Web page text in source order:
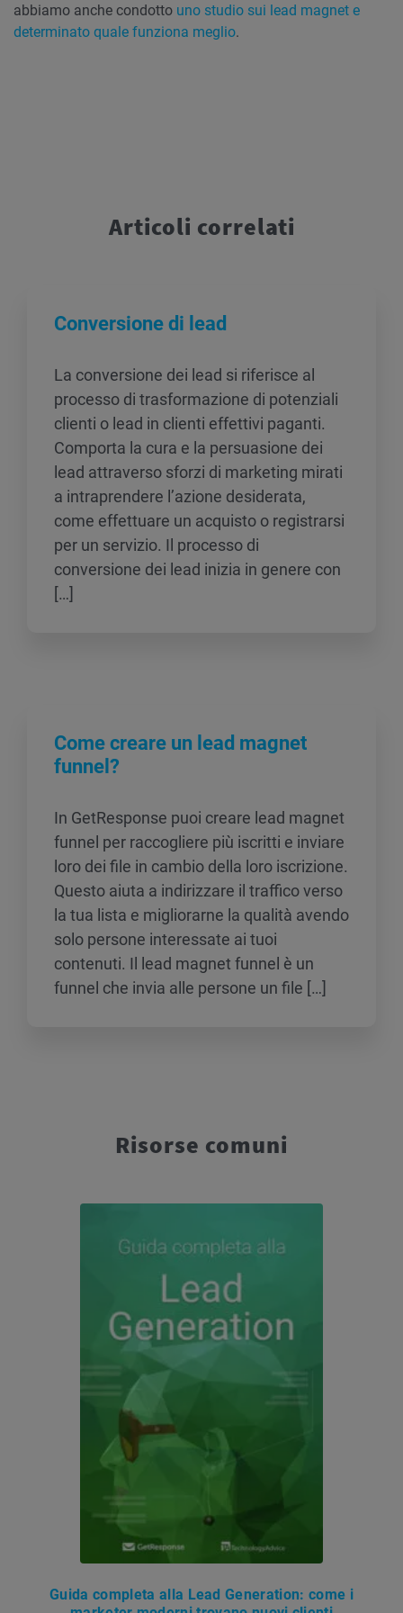
abbiamo anche condotto uno studio sui lead magnet e
determinato quale funziona meglio.
Articoli correlati
Conversione di lead
La conversione dei lead si riferisce al
processo di trasformazione di potenziali
clienti o lead in clienti effettivi paganti.
Comporta la cura e la persuasione dei
lead attraverso sforzi di marketing mirati
a intraprendere l’azione desiderata,
come effettuare un acquisto o registrarsi
per un servizio. Il processo di
conversione dei lead inizia in genere con
[…]
Come creare un lead magnet
funnel?
In GetResponse puoi creare lead magnet
funnel per raccogliere più iscritti e inviare
loro dei file in cambio della loro iscrizione.
Questo aiuta a indirizzare il traffico verso
la tua lista e migliorarne la qualità avendo
solo persone interessate ai tuoi
contenuti. Il lead magnet funnel è un
funnel che invia alle persone un file […]
Risorse comuni
Guida completa alla Lead Generation: come i